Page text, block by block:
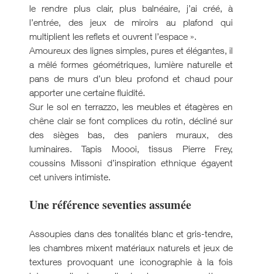
le rendre plus clair, plus balnéaire, j’ai créé, à
l’entrée, des jeux de miroirs au plafond qui
multiplient les reflets et ouvrent l’espace ».
Amoureux des lignes simples, pures et élégantes, il
a mêlé formes géométriques, lumière naturelle et
pans de murs d’un bleu profond et chaud pour
apporter une certaine fluidité.
Sur le sol en terrazzo, les meubles et étagères en
chêne clair se font complices du rotin, décliné sur
des sièges bas, des paniers muraux, des
luminaires. Tapis Moooi, tissus Pierre Frey,
coussins Missoni d’inspiration ethnique égayent
cet univers intimiste.
Une référence seventies assumée
Assoupies dans des tonalités blanc et gris-tendre,
les chambres mixent matériaux naturels et jeux de
textures provoquant une iconographie à la fois